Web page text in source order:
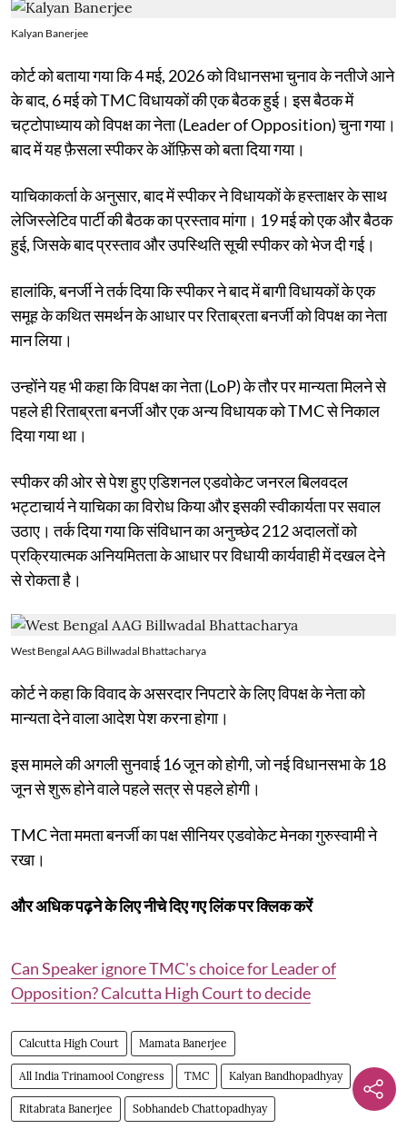
Kalyan Banerjee
कोर्ट को बताया गया कि 4 मई, 2026 को विधानसभा चुनाव के नतीजे आने
के बाद, 6 मई को TMC विधायकों की एक बैठक हुई। इस बैठक में
चट्टोपाध्याय को विपक्ष का नेता (Leader of Opposition) चुना गया।
बाद में यह फ़ैसला स्पीकर के ऑफ़िस को बता दिया गया।
याचिकाकर्ता के अनुसार, बाद में स्पीकर ने विधायकों के हस्ताक्षर के साथ
लेजिस्लेटिव पार्टी की बैठक का प्रस्ताव मांगा। 19 मई को एक और बैठक
हुई, जिसके बाद प्रस्ताव और उपस्थिति सूची स्पीकर को भेज दी गई।
हालांकि, बनर्जी ने तर्क दिया कि स्पीकर ने बाद में बागी विधायकों के एक
समूह के कथित समर्थन के आधार पर रिताब्रता बनर्जी को विपक्ष का नेता
मान लिया।
उन्होंने यह भी कहा कि विपक्ष का नेता (LoP) के तौर पर मान्यता मिलने से
पहले ही रिताब्रता बनर्जी और एक अन्य विधायक को TMC से निकाल
दिया गया था।
स्पीकर की ओर से पेश हुए एडिशनल एडवोकेट जनरल बिलवदल
भट्टाचार्य ने याचिका का विरोध किया और इसकी स्वीकार्यता पर सवाल
उठाए। तर्क दिया गया कि संविधान का अनुच्छेद 212 अदालतों को
प्रक्रियात्मक अनियमितता के आधार पर विधायी कार्यवाही में दखल देने
से रोकता है।
West Bengal AAG Billwadal Bhattacharya
कोर्ट ने कहा कि विवाद के असरदार निपटारे के लिए विपक्ष के नेता को
मान्यता देने वाला आदेश पेश करना होगा।
इस मामले की अगली सुनवाई 16 जून को होगी, जो नई विधानसभा के 18
जून से शुरू होने वाले पहले सत्र से पहले होगी।
TMC नेता ममता बनर्जी का पक्ष सीनियर एडवोकेट मेनका गुरुस्वामी ने
रखा।
और अधिक पढ़ने के लिए नीचे दिए गए लिंक पर क्लिक करें
Can Speaker ignore TMC's choice for Leader of
Opposition? Calcutta High Court to decide
Calcutta High Court Mamata Banerjee
All India Trinamool Congress TMC Kalyan Bandhopadhyay
Ritabrata Banerjee Sobhandeb Chattopadhyay